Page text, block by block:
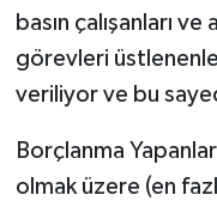
basın çalışanları
görevleri
veriliyor ve bu
Borçlanma
olmak üzere (en